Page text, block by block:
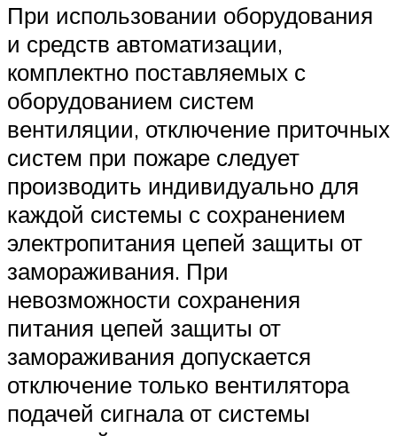
При использовании оборудования
и средств автоматизации,
комплектно поставляемых с
оборудованием систем
вентиляции, отключение приточных
систем при пожаре следует
производить индивидуально для
каждой системы с сохранением
электропитания цепей защиты от
замораживания. При
невозможности сохранения
питания цепей защиты от
замораживания допускается
отключение только вентилятора
подачей сигнала от системы